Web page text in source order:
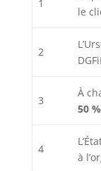
1
le
2
3
À
50 %
4
à